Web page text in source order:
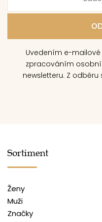
Uvedením e-
zpracováním
newsletteru. Z
Sortiment
Ženy
Muži
Značky